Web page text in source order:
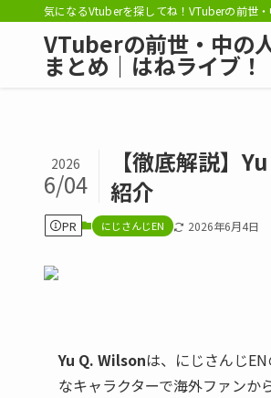
気になるVtuberを探してね！VTuberの前世
VTuberの前世・中の
まとめ｜はねライブ！
【徹底解説】
紹介
2026
6/04
PR にじさんじEN 2026年6月4日
Yu Q. Wilsonは、にじさんじ
なキャラクターで海外ファンか